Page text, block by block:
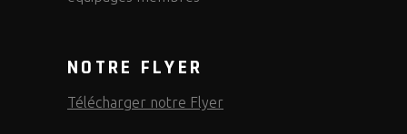
NOTRE FLYER
Télécharger notre Flyer